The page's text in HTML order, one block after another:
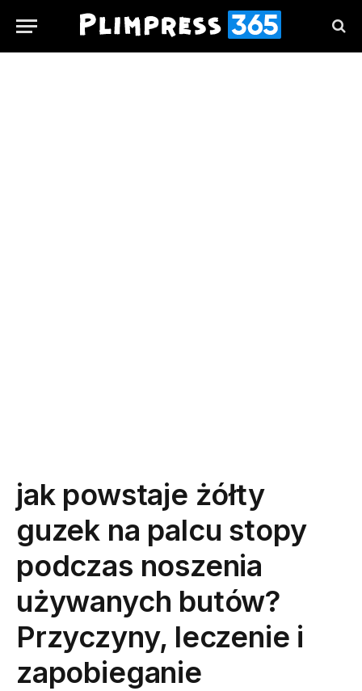
jak powstaje żółty
guzek na palcu stopy
podczas noszenia
używanych butów?
Przyczyny, leczenie i
zapobieganie